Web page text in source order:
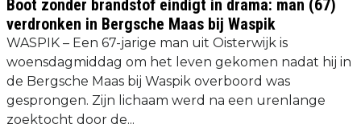
Boot zonder brandstof eindigt in drama: man (67)
verdronken in Bergsche Maas bij Waspik
WASPIK – Een 67-jarige man uit Oisterwijk is
woensdagmiddag om het leven gekomen nadat hij in
de Bergsche Maas bij Waspik overboord was
gesprongen. Zijn lichaam werd na een urenlange
zoektocht door de...